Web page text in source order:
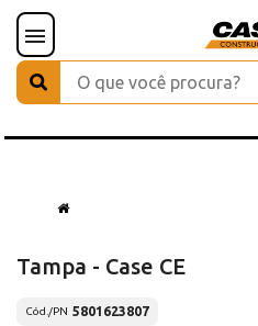
Tampa - Case CE
Cód./PN 5801623807